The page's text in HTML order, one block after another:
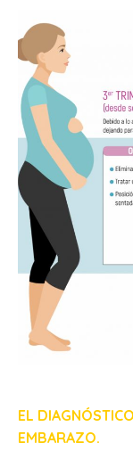
EL
EMBARAZO.